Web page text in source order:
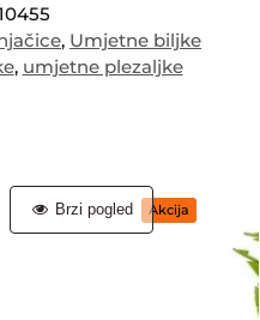
, Umjetne biljke
, umjetne plezaljke
Brzi pogled Akcija